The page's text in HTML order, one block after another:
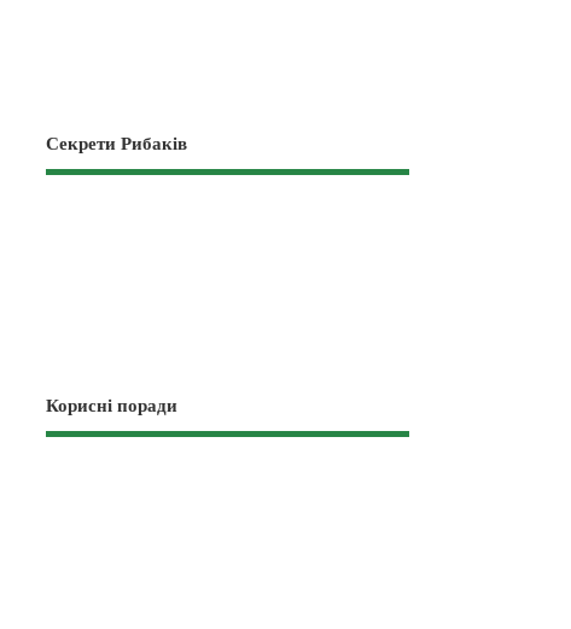
Секрети Рибаків
Корисні поради